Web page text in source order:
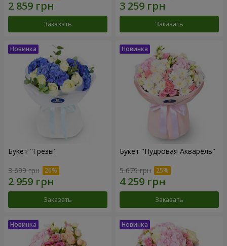
Заказать Заказать
Букет "Грезы"
3 699 грн
Заказать
Букет "Пудровая Акварель"
5 679 грн
Заказать